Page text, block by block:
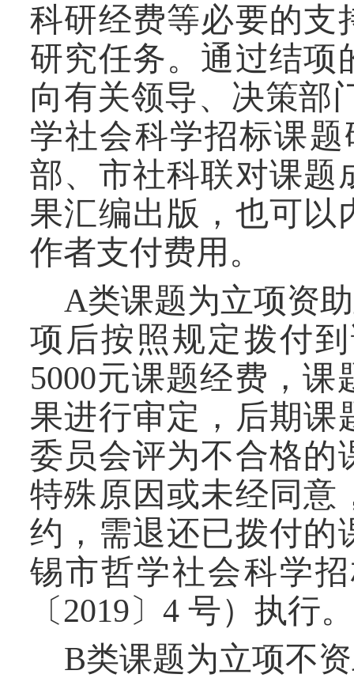
科研经费等必要的支
研究任务。通过结项
向有关领导、决策部
学社会科学招标课
部、市社科联对课题
果汇编出版，也可以
作者支付费用。
A类课题为立项资助
项后按照规定拨付
5000元课题经费，课
果进行审定，后期课
委员会评为不合格的
特殊原因或未经同意
约，需退还已拨付的
锡市哲学社会科学
〔2019〕 4 号）执行。
B类课题为立项不